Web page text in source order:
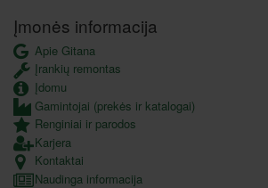
Įmonės informacija
Apie Gitana
Įrankių remontas
Įdomu
Gamintojai (prekės ir katalogai)
Renginiai ir parodos
Karjera
Kontaktai
Naudinga informacija